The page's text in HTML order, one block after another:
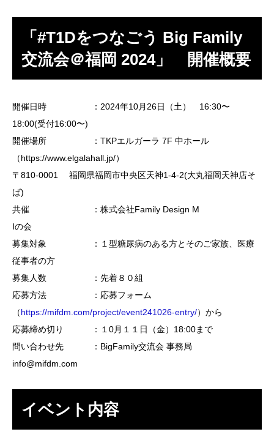
「 #T1Dをつなごう Big Family
交流会＠福岡 2024」 開催概要
開催日時 ：2024年10月26日（土） 16:30〜
18:00(受付16:00〜)
開催場所 ：TKPエルガーラ 7F 中ホール
（https://www.elgalahall.jp/）
〒810-0001 福岡県福岡市中央区天神1-4-2(大丸福岡天神店そ
ば)
共催 ：株式会社Family Design M
Iの会
募集対象 ：１型糖尿病のある方とそのご家族、医療
従事者の方
募集人数 ：先着８０組
応募方法 ：応募フォーム
（https://mifdm.com/project/event241026-entry/）から
応募締め切り ：１0月１１日（金）18:00まで
問い合わせ先 ：BigFamily交流会 事務局
info@mifdm.com
イベント内容